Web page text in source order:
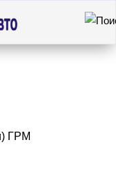
Искать
ГРМ